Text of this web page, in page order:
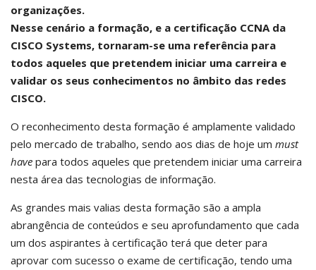
organizações.
Nesse cenário a formação, e a certificação CCNA da
CISCO Systems, tornaram-se uma referência para
todos aqueles que pretendem iniciar uma carreira e
validar os seus conhecimentos no âmbito das redes
CISCO.
O reconhecimento desta formação é amplamente validado
pelo mercado de trabalho, sendo aos dias de hoje um must
have para todos aqueles que pretendem iniciar uma carreira
nesta área das tecnologias de informação.
As grandes mais valias desta formação são a ampla
abrangência de conteúdos e seu aprofundamento que cada
um dos aspirantes à certificação terá que deter para
aprovar com sucesso o exame de certificação, tendo uma